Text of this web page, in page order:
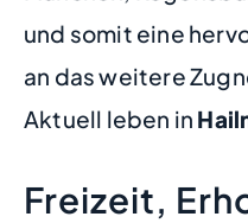
und somit eine
an das weitere
Aktuell leben in
Freizeit,